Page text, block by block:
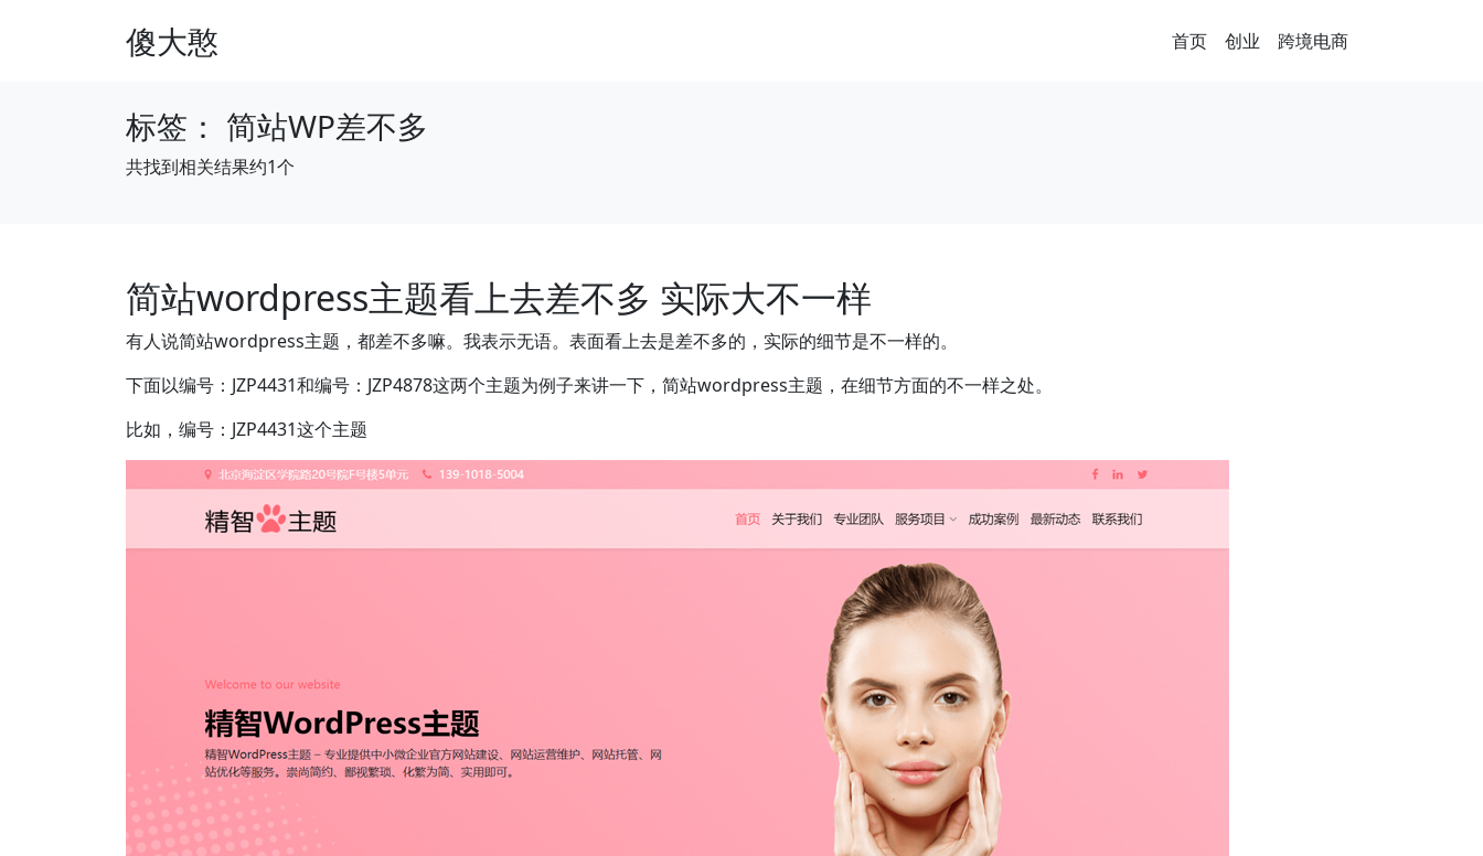
傻大憨 首页 创业 跨境电商
标签： 简站WP差不多
共找到相关结果约1个
简站wordpress主题看上去差不多 实际大不一样
有人说简站wordpress主题，都差不多嘛。我表示无语。表面看上去是差不多的，实际的细节是不一样的。
下面以编号：JZP4431和编号：JZP4878这两个主题为例子来讲一下，简站wordpress主题，在细节方面的不一样之处。
比如，编号：JZP4431这个主题